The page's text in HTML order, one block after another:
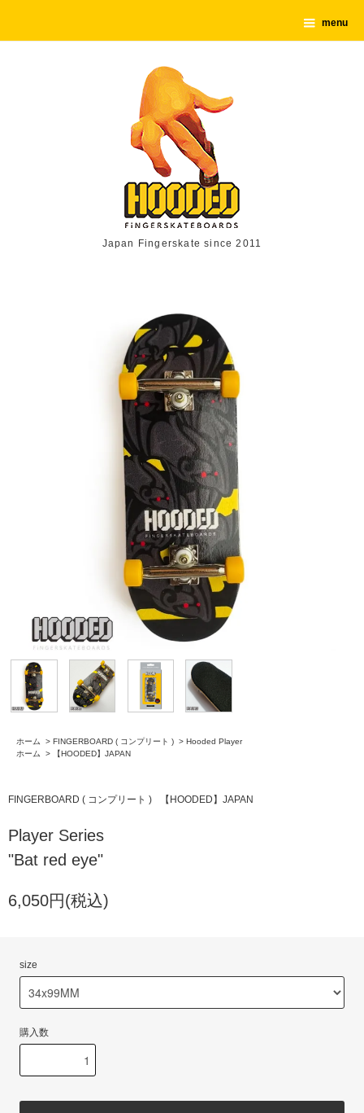
menu
Japan Fingerskate since 2011
ホーム > FINGERBOARD ( コンプリート ) > Hooded Player
ホーム
> 【HOODED】JAPAN
FINGERBOARD ( コンプリート ) 【HOODED】JAPAN
Player Series
"Bat red eye"
6,050円(税込)
size
購入数